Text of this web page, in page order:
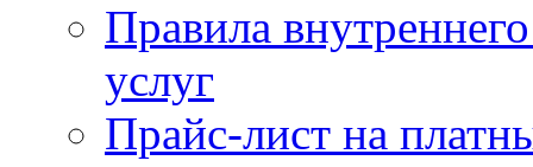
Правила
услуг
Прайс-лист на